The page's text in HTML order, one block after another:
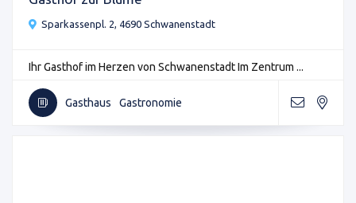
Sparkassenpl. 2, 4690 Schwanenstadt
Ihr Gasthof im Herzen von Schwanenstadt Im Zentrum ...
Gasthaus Gastronomie